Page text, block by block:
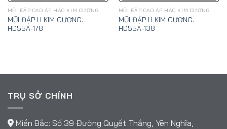
MŨI ĐẬP CAO ÁP HẮC KIM CƯƠNG
MŨI ĐẬP H KIM CƯƠNG:
HD55A-178
MŨI ĐẬP CAO ÁP HẮC KIM CƯƠNG
MŨI ĐẬP H KIM CƯƠNG:
HD55A-138
TRỤ SỞ CHÍNH
Miền Bắc: Số 39 Đường Quyết Thắng, Yên Nghĩa,